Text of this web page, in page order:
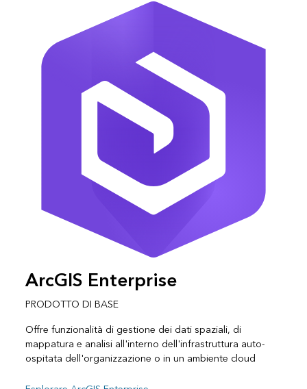
ArcGIS Enterprise
PRODOTTO DI BASE
Offre funzionalità di gestione dei dati spaziali, di
mappatura e analisi all'interno dell'infrastruttura auto-
ospitata dell'organizzazione o in un ambiente cloud